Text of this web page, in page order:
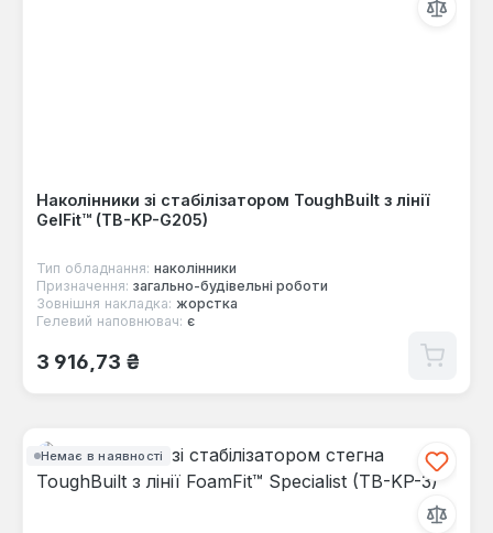
Наколінники зі стабілізатором ToughBuilt з лінії
GelFit™ (TB-KP-G205)
Тип обладнання: наколінники
Призначення: загально-будівельні роботи
Зовнішня накладка: жорстка
Гелевий наповнювач: є
Звичайна ціна:
3 916,73 ₴
Немає в наявності